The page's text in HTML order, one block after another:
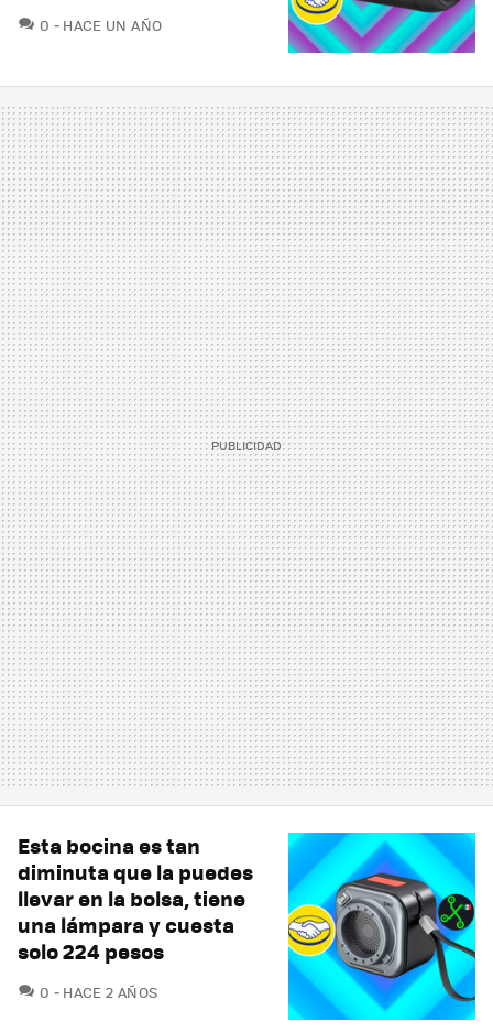
0 COMENTARIOS
HACE UN AÑO
Esta bocina es tan
diminuta que la puedes
llevar en la bolsa, tiene
una lámpara y cuesta
solo 224 pesos
0 COMENTARIOS
HACE 2 AÑOS